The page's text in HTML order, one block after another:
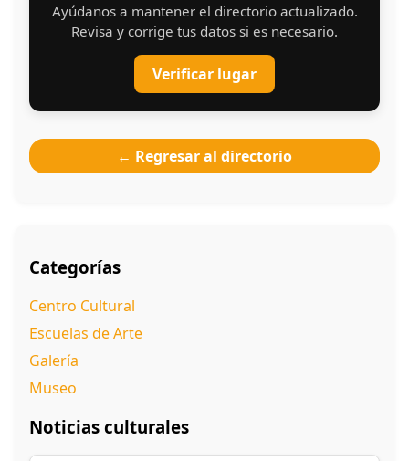
Ayúdanos a mantener el directorio actualizado.
Revisa y corrige tus datos si es necesario.
Verificar lugar
← Regresar al directorio
Categorías
Centro Cultural
Escuelas de Arte
Galería
Museo
Noticias culturales